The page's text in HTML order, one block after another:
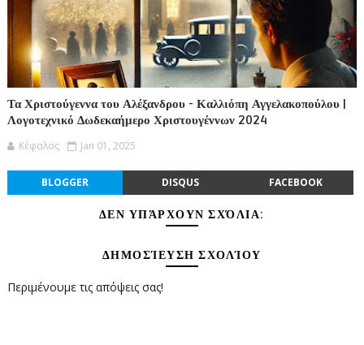
Τα Χριστούγεννα του Αλέξανδρου - Καλλιόπη Αγγελακοπούλου |
Λογοτεχνικό Δωδεκαήμερο Χριστουγέννων 2024
Κέφαλος Jan 01, 2025
BLOGGER DISQUS FACEBOOK
ΔΕΝ ΥΠΆΡΧΟΥΝ ΣΧΌΛΙΑ:
ΔΗΜΟΣΊΕΥΣΗ ΣΧΟΛΊΟΥ
Περιμένουμε τις απόψεις σας!